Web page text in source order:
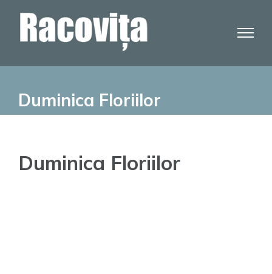
Duminica Floriilor
Duminica Floriilor